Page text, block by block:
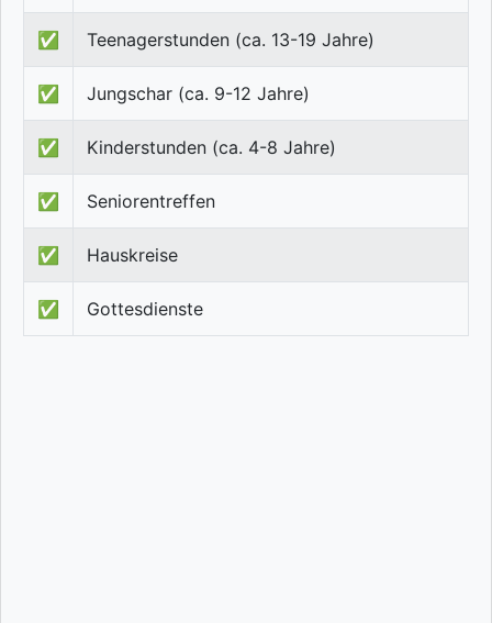
✅ Teenagerstunden (ca. 13-19 Jahre)
✅ Jungschar (ca. 9-12 Jahre)
✅ Kinderstunden (ca. 4-8 Jahre)
✅ Seniorentreffen
✅ Hauskreise
✅ Gottesdienste